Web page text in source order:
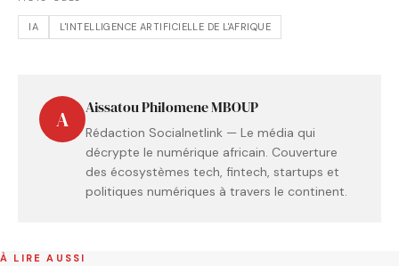
IA L'INTELLIGENCE ARTIFICIELLE DE L'AFRIQUE
A Aissatou Philomene MBOUP
Rédaction Socialnetlink — Le média qui
décrypte le numérique africain. Couverture
des écosystèmes tech, fintech, startups et
politiques numériques à travers le continent.
À LIRE AUSSI